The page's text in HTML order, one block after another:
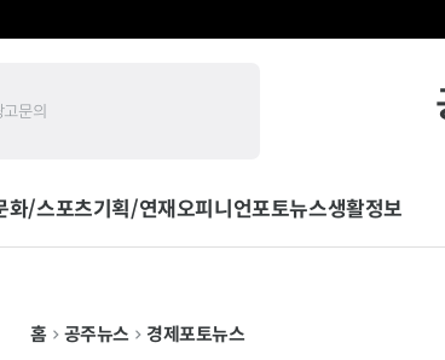
고문의
화/스포츠기획/연재오피니언포토뉴스생활정보
홈 공주뉴스 경제포토뉴스